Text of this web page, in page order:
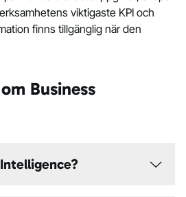
viktigaste KPI och
finns tillgänglig när den
Business